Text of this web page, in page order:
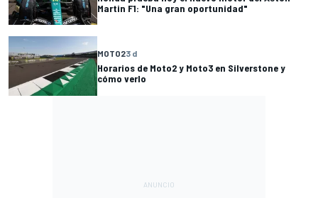
Martin F1: "Una gran oportunidad"
MOTO23 d
Horarios de Moto2 y Moto3 en Silverstone y
cómo verlo